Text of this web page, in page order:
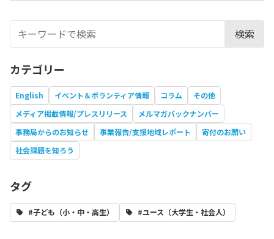
検索
カテゴリー
English イベント＆ボランティア情報 コラム
その他
メディア掲載情報/プレスリリース
メルマガバックナンバー
事務局からのお知らせ
事業報告/支援地域レポート
寄付のお願い
社会課題を知ろう
タグ
#子ども（小・中・高生） #ユース（大学生・社会人）